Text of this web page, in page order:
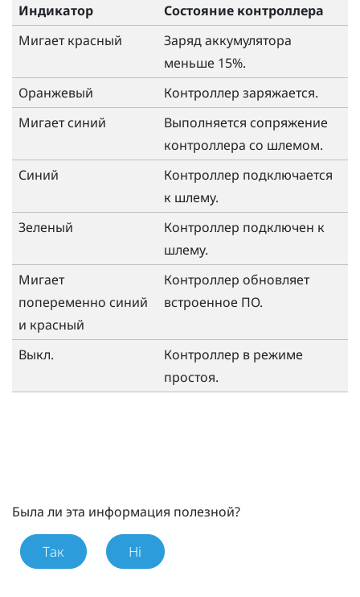
Индикатор
Состояние контроллера
Мигает красный
Заряд аккумулятора
меньше 15%.
Оранжевый
Контроллер заряжается.
Мигает синий
Выполняется сопряжение
контроллера со шлемом.
Синий
Контроллер подключается
к шлему.
Зеленый
Контроллер подключен к
шлему.
Мигает
попеременно синий
и красный
Контроллер обновляет
встроенное ПО.
Выкл.
Контроллер в режиме
простоя.
Была ли эта информация полезной?
Так Ні